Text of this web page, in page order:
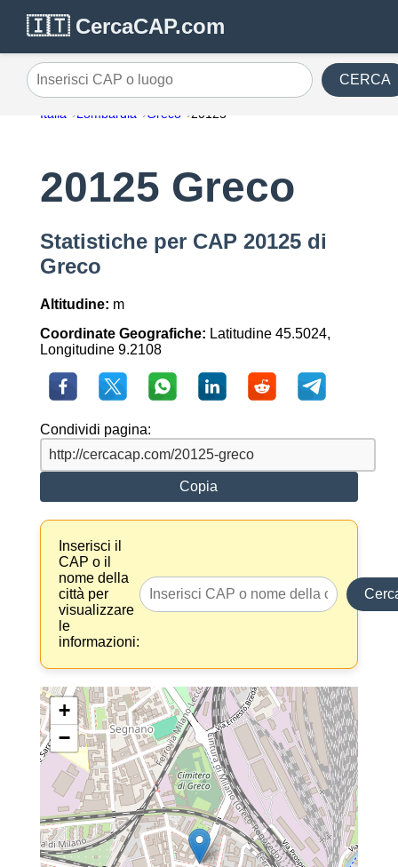
🇮🇹 CercaCAP.com
Inserisci CAP o luogo CERCA
Italia Lombardia Greco 20125
20125 Greco
Statistiche per CAP 20125 di
Greco
Altitudine: m
Coordinate Geografiche: Latitudine 45.5024,
Longitudine 9.2108
Condividi pagina:
Copia
Inserisci il
CAP o il
nome della
città per
visualizzare
le
informazioni:
+
−